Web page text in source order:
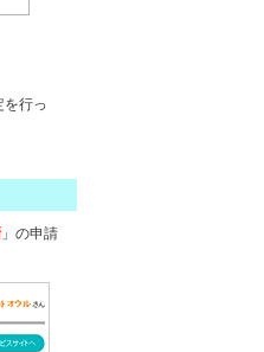
を行っ
」の申請